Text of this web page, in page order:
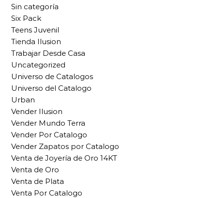
Sin categoría
Six Pack
Teens Juvenil
Tienda Ilusion
Trabajar Desde Casa
Uncategorized
Universo de Catalogos
Universo del Catalogo
Urban
Vender Ilusion
Vender Mundo Terra
Vender Por Catalogo
Vender Zapatos por Catalogo
Venta de Joyería de Oro 14KT
Venta de Oro
Venta de Plata
Venta Por Catalogo